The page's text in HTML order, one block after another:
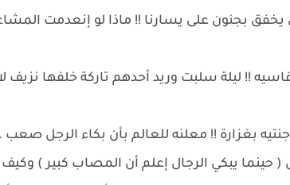
يخفق بجنون على يسارنا !! ماذا لو إنعدمت
!! ليلة سلبت وريد أحدهم تاركة خلفها نزيف
بغزارة !! معلنه للعالم بأن بكاء الرجل
( حينما يبكي الرجال إعلم أن المصاب كبير )